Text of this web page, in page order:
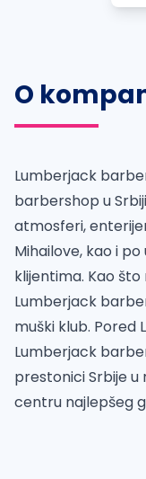
O
Lumberjack
barbershop u
atmosferi,
Mihailove, kao i
klijentima. Kao što
Lumberjack
muški klub. Pored
Lumberjack
prestonici Srbije u
centru najlepšeg